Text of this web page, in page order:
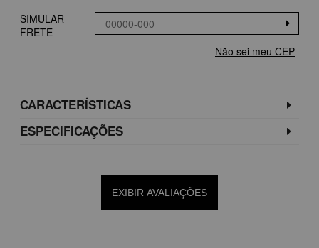
SIMULAR
FRETE
Não sei meu CEP
CARACTERÍSTICAS
ESPECIFICAÇÕES
EXIBIR AVALIAÇÕES